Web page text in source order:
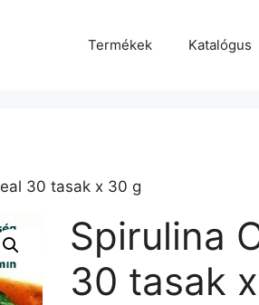
Termékek Katalógus
30 tasak x 30 g
Spirulina
30 tasak